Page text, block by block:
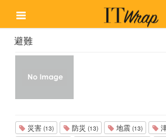
避難
災害 (13) 防災 (13) 地震 (13)